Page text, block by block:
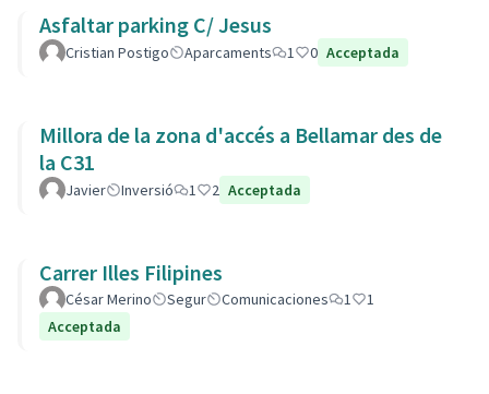
Asfaltar parking C/ Jesus
Cristian Postigo Aparcaments 1 0 Acceptada
Millora de la zona d'accés a Bellamar des de
la C31
Javier Inversió 1 2 Acceptada
Carrer Illes Filipines
César Merino Segur Comunicaciones 1
1
Acceptada